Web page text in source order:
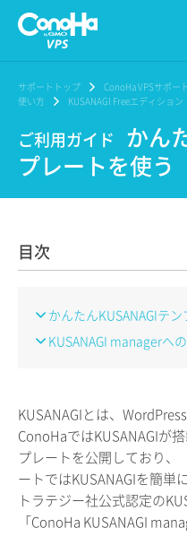
サポートトップ ConoHa VPSサポー
使い方
KUSANAGI Freeエディション
ご利用ガイド かん
プレートを使う
目次
かんたんKUSANAGIテ
KUSANAGI managerへ
KUSANAGIとは、
ConoHaではKUSANAGIが
プレートを公開しており、
ートではKUSANAGIを簡単
トラテジー社公式認定の
「ConoHa KUSANAGI